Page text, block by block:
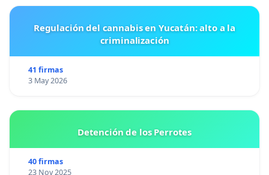
Regulación del cannabis en Yucatán: alto a la
criminalización
41 firmas
3 May 2026
Detención de los Perrotes
40 firmas
23 Nov 2025